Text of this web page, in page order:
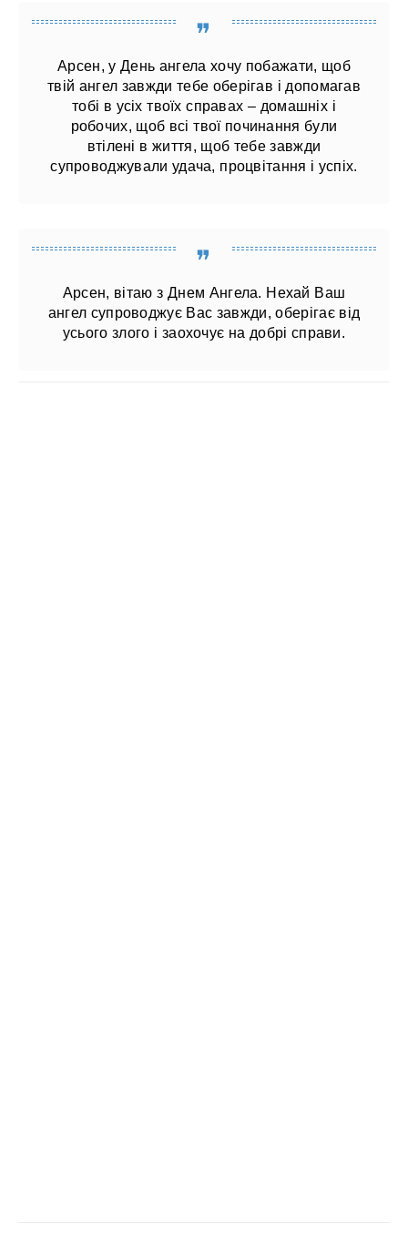
Арсен, у День ангела хочу побажати, щоб
твій ангел завжди тебе оберігав і допомагав
тобі в усіх твоїх справах – домашніх і
робочих, щоб всі твої починання були
втілені в життя, щоб тебе завжди
супроводжували удача, процвітання і успіх.
Арсен, вітаю з Днем Ангела. Нехай Ваш
ангел супроводжує Вас завжди, оберігає від
усього злого і заохочує на добрі справи.